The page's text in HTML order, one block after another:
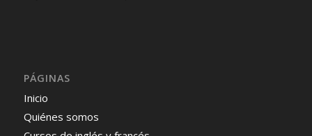
PÁGINAS
Inicio
Quiénes somos